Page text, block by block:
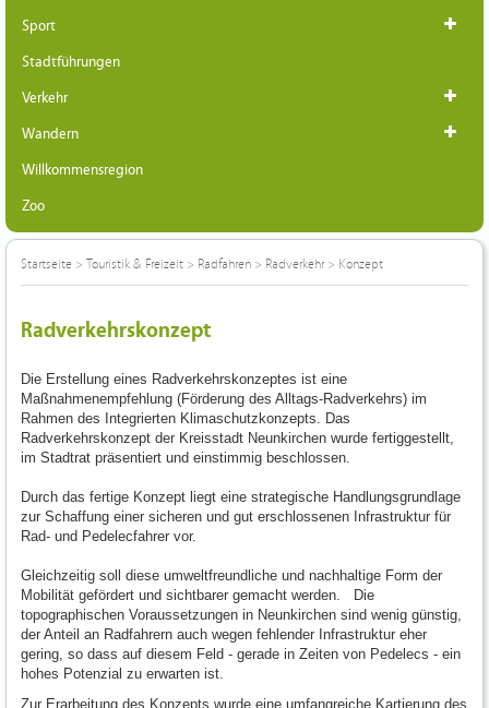
Sport
Stadtführungen
Verkehr
Wandern
Willkommensregion
Zoo
Startseite > Touristik & Freizeit > Radfahren > Radverkehr> Konzept
Radverkehrskonzept
Die Erstellung eines Radverkehrskonzeptes ist eine
Maßnahmenempfehlung (Förderung des Alltags-Radverkehrs) im
Rahmen des Integrierten Klimaschutzkonzepts. Das
Radverkehrskonzept der Kreisstadt Neunkirchen wurde fertiggestellt,
im Stadtrat präsentiert und einstimmig beschlossen.
Durch das fertige Konzept liegt eine strategische Handlungsgrundlage
zur Schaffung einer sicheren und gut erschlossenen Infrastruktur für
Rad- und Pedelecfahrer vor.
Gleichzeitig soll diese umweltfreundliche und nachhaltige Form der
Mobilität gefördert und sichtbarer gemacht werden. Die
topographischen Voraussetzungen in Neunkirchen sind wenig günstig,
der Anteil an Radfahrern auch wegen fehlender Infrastruktur eher
gering, so dass auf diesem Feld - gerade in Zeiten von Pedelecs - ein
hohes Potenzial zu erwarten ist.
Zur Erarbeitung des Konzepts wurde eine umfangreiche Kartierung des